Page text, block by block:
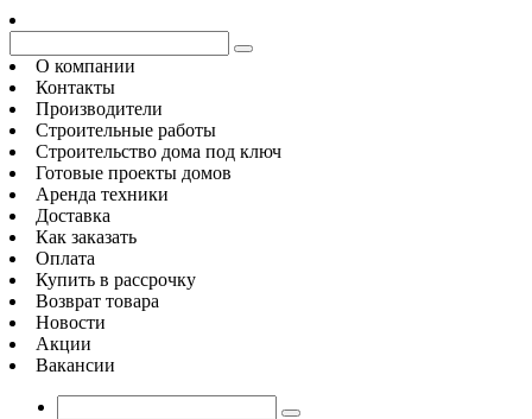
О компании
Контакты
Производители
Строительные работы
Строительство дома под ключ
Готовые проекты домов
Аренда техники
Доставка
Как заказать
Оплата
Купить в рассрочку
Возврат товара
Новости
Акции
Вакансии